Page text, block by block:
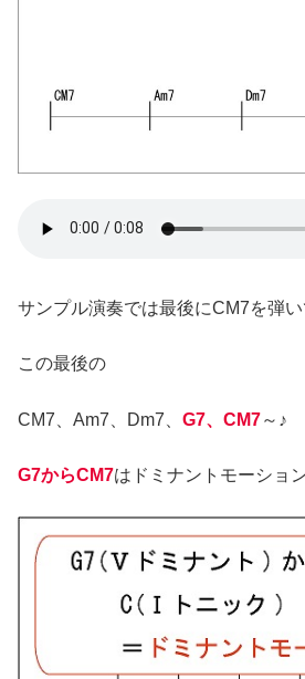
サンプル演奏では最後にCM7を弾い
この最後の
CM7、Am7、Dm7、 G7、CM7～♪
G7からCM7はドミナントモーショ